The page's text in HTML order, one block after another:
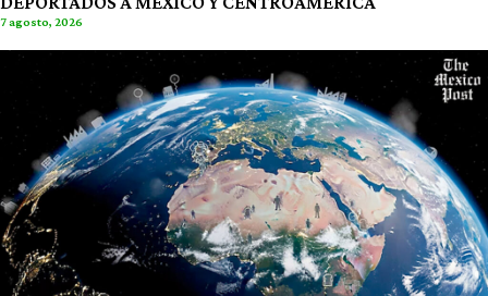
7 agosto, 2026